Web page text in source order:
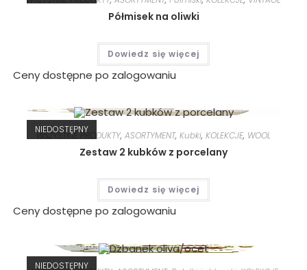
Półmisek na oliwki
Dowiedz się więcej
Ceny dostępne po zalogowaniu
NIEDOSTĘPNY
WSZYSTKIE PRODUKTY, ASORTYMENT, Kubki, KOLEKCJE, WOOL
Zestaw 2 kubków z porcelany
Dowiedz się więcej
Ceny dostępne po zalogowaniu
NIEDOSTĘPNY